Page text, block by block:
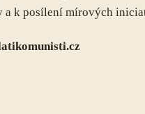
a k posílení mírových